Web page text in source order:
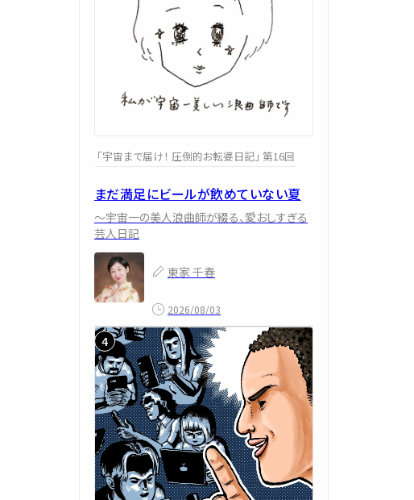
「宇宙まで届け！ 圧倒的お転婆日記」 第16回
まだ満足にビールが飲めていない夏
～宇宙一の美人浪曲師が綴る、愛おしすぎる
芸人日記
東家 千春
2026/08/03